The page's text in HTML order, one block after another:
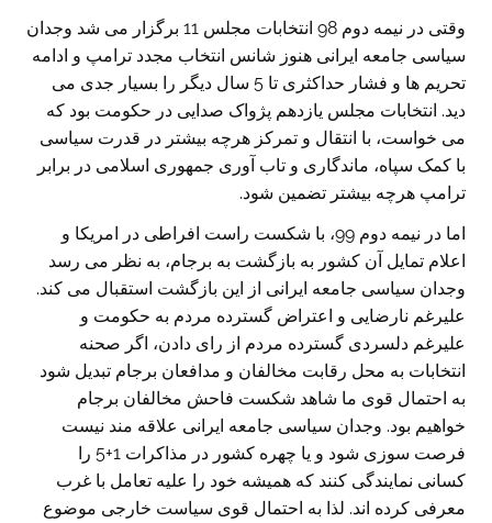
وقتی در نیمه دوم 98 انتخابات مجلس 11 برگزار می شد وجدان
سیاسی جامعه ایرانی هنوز شانس انتخاب مجدد ترامپ و ادامه
تحریم ها و فشار حداکثری تا 5 سال دیگر را بسیار جدی می
دید. انتخابات مجلس یازدهم پژواک صدایی در حکومت بود که
می خواست، با انتقال و تمرکز هرچه بیشتر در قدرت سیاسی
با کمک سپاه، ماندگاری و تاب آوری جمهوری اسلامی در برابر
ترامپ هرچه بیشتر تضمین شود.
اما در نیمه دوم 99، با شکست راست افراطی در امریکا و
اعلام تمایل آن کشور به بازگشت به برجام، به نظر می رسد
وجدان سیاسی جامعه ایرانی از این بازگشت استقبال می کند.
علیرغم نارضایی و اعتراض گسترده مردم به حکومت و
علیرغم دلسردی گسترده مردم از رای دادن، اگر صحنه
انتخابات به محل رقابت مخالفان و مدافعان برجام تبدیل شود
به احتمال قوی ما شاهد شکست فاحش مخالفان برجام
خواهیم بود. وجدان سیاسی جامعه ایرانی علاقه مند نیست
فرصت سوزی شود و یا چهره کشور در مذاکرات 1+5 را
کسانی نمایندگی کنند که همیشه خود را علیه تعامل با غرب
معرفی کرده اند. لذا به احتمال قوی سیاست خارجی موضوع